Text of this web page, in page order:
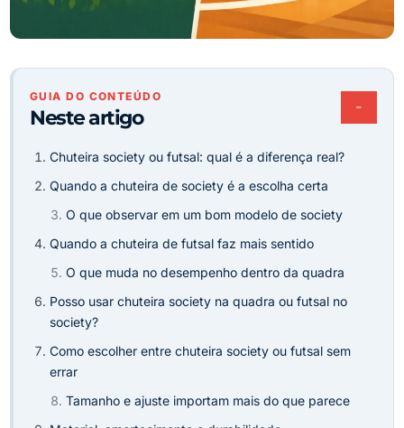
GUIA DO CONTEÚDO
Neste artigo −
Chuteira society ou futsal: qual é a diferença real?
Quando a chuteira de society é a escolha certa
O que observar em um bom modelo de society
Quando a chuteira de futsal faz mais sentido
O que muda no desempenho dentro da quadra
Posso usar chuteira society na quadra ou futsal no
society?
Como escolher entre chuteira society ou futsal sem
errar
Tamanho e ajuste importam mais do que parece